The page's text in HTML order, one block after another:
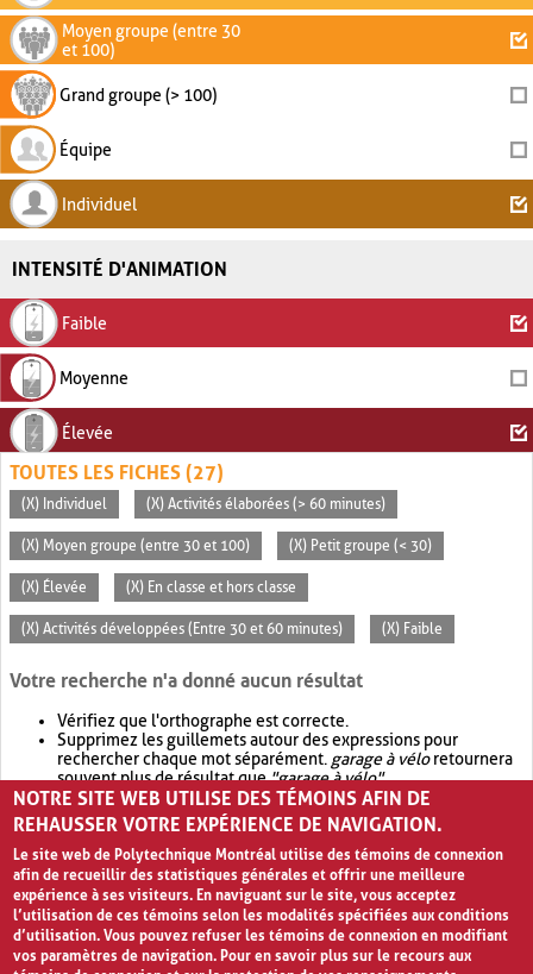
Moyen groupe (entre 30
et 100)
Grand groupe (> 100)
Équipe
Individuel
INTENSITÉ D'ANIMATION
Faible
Moyenne
Élevée
TOUTES LES FICHES (27)
(X) Individuel (X) Activités élaborées (> 60 minutes)
(X) Moyen groupe (entre 30 et 100) (X) Petit groupe (< 30)
(X) Élevée (X) En classe et hors classe
(X) Activités développées (Entre 30 et 60 minutes) (X) Faible
Votre recherche n'a donné aucun résultat
Vérifiez que l'orthographe est correcte.
Supprimez les guillemets autour des expressions pour
rechercher chaque mot séparément. garage à véloretournera
souvent plus de résultat que"garage à vélo".
Envisagez d'élargir votre recherche avec OR.garage OR vélo
retournera souvent plus de résultat quegarage à vélo
NOTRE SITE WEB UTILISE DES TÉMOINS AFIN DE
REHAUSSER VOTRE EXPÉRIENCE DE NAVIGATION.
Le site web de Polytechnique Montréal utilise des témoins de connexion
afin de recueillir des statistiques générales et offrir une meilleure
expérience à ses visiteurs. En naviguant sur le site, vous acceptez
l’utilisation de ces témoins selon les modalités spécifiées aux conditions
d’utilisation. Vous pouvez refuser les témoins de connexion en modifiant
vos paramètres de navigation. Pour en savoir plus sur le recours aux